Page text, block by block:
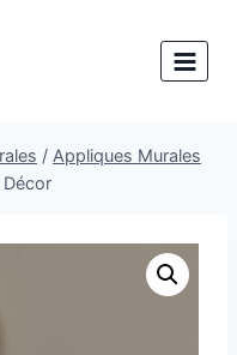
/ Appliques Murales